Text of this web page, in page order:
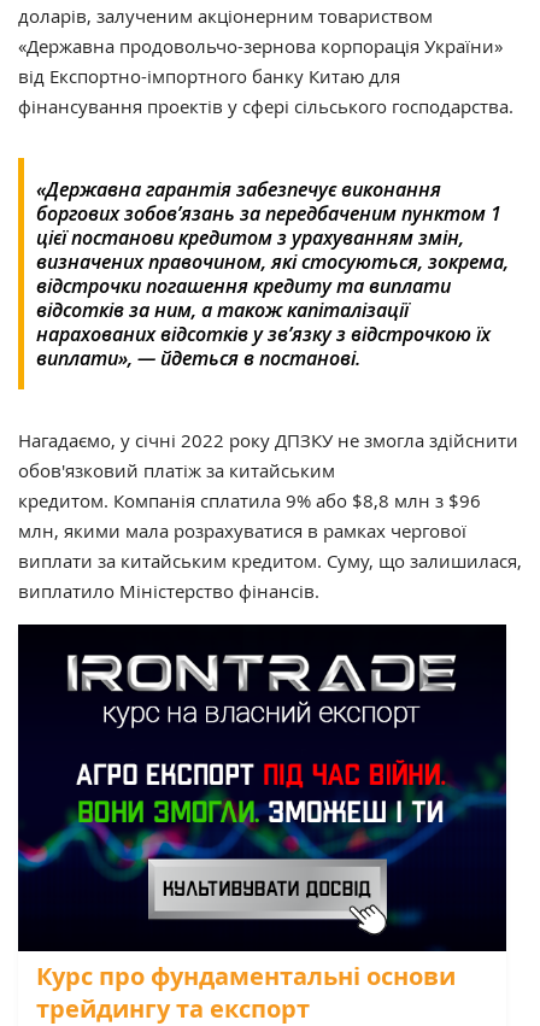
доларів, залученим акціонерним товариством
«Державна продовольчо-зернова корпорація України»
від Експортно-імпортного банку Китаю для
фінансування проектів у сфері сільського господарства.
«Державна гарантія забезпечує виконання
боргових зобов’язань за передбаченим пунктом 1
цієї постанови кредитом з урахуванням змін,
визначених правочином, які стосуються, зокрема,
відстрочки погашення кредиту та виплати
відсотків за ним, а також капіталізації
нарахованих відсотків у зв’язку з відстрочкою їх
виплати», — йдеться в постанові.
Нагадаємо, у січні 2022 року ДПЗКУ не змогла здійснити
обов'язковий платіж за китайським
кредитом. Компанія сплатила 9% або $8,8 млн з $96
млн, якими мала розрахуватися в рамках чергової
виплати за китайським кредитом. Суму, що залишилася,
виплатило Міністерство фінансів.
Курс про фундаментальні основи
трейдингу та експорт